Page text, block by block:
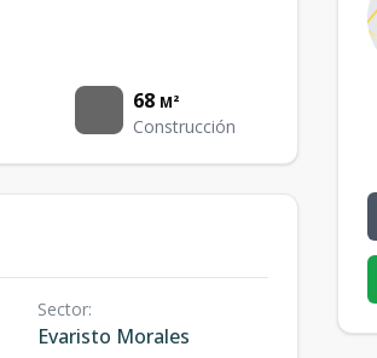
68 M²
Construcción
Sector:
Evaristo Morales